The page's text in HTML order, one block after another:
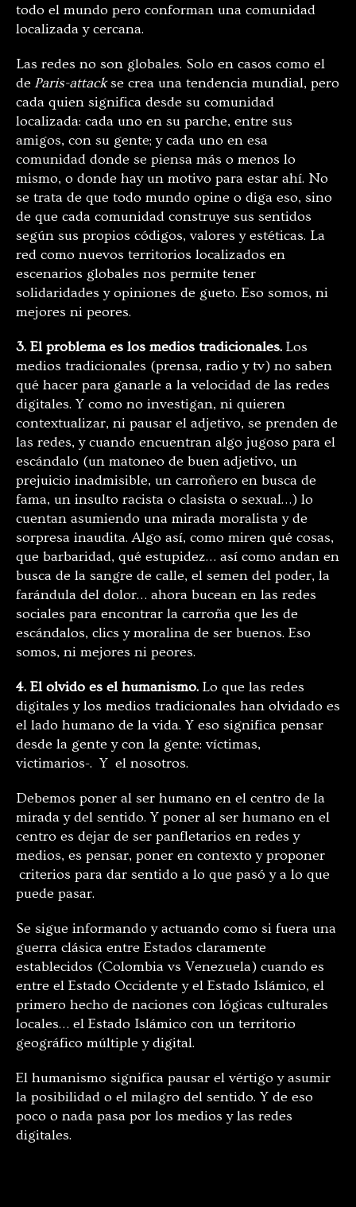
todo el mundo pero conforman una comunidad
localizada y cercana.
Las redes no son globales. Solo en casos como el
deParis-attackse crea una tendencia mundial, pero
cada quien significa desde su comunidad
localizada: cada uno en su parche, entre sus
amigos, con su gente; y cada uno en esa
comunidad donde se piensa más o menos lo
mismo, o donde hay un motivo para estar ahí. No
se trata de que todo mundo opine o diga eso, sino
de que cada comunidad construye sus sentidos
según sus propios códigos, valores y estéticas. La
red como nuevos territorios localizados en
escenarios globales nos permite tener
solidaridades y opiniones de gueto. Eso somos, ni
mejores ni peores.
3. El problema es los medios tradicionales. Los
medios tradicionales (prensa, radio y tv) no saben
qué hacer para ganarle a la velocidad de las redes
digitales. Y como no investigan, ni quieren
contextualizar, ni pausar el adjetivo, se prenden de
las redes, y cuando encuentran algo jugoso para el
escándalo (un matoneo de buen adjetivo, un
prejuicio inadmisible, un carroñero en busca de
fama, un insulto racista o clasista o sexual…) lo
cuentan asumiendo una mirada moralista y de
sorpresa inaudita. Algo así, como miren qué cosas,
que barbaridad, qué estupidez… así como andan en
busca de la sangre de calle, el semen del poder, la
farándula del dolor… ahora bucean en las redes
sociales para encontrar la carroña que les de
escándalos, clics y moralina de ser buenos. Eso
somos, ni mejores ni peores.
4. El olvido es el humanismo. Lo que las redes
digitales y los medios tradicionales han olvidado es
el lado humano de la vida. Y eso significa pensar
desde la gente y con la gente: víctimas,
victimarios-. Y el nosotros.
Debemos poner al ser humano en el centro de la
mirada y del sentido. Y poner al ser humano en el
centro es dejar de ser panfletarios en redes y
medios, es pensar, poner en contexto y proponer
criterios para dar sentido a lo que pasó y a lo que
puede pasar.
Se sigue informando y actuando como si fuera una
guerra clásica entre Estados claramente
establecidos (Colombia vs Venezuela) cuando es
entre el Estado Occidente y el Estado Islámico, el
primero hecho de naciones con lógicas culturales
locales… el Estado Islámico con un territorio
geográfico múltiple y digital.
El humanismo significa pausar el vértigo y asumir
la posibilidad o el milagro del sentido. Y de eso
poco o nada pasa por los medios y las redes
digitales.